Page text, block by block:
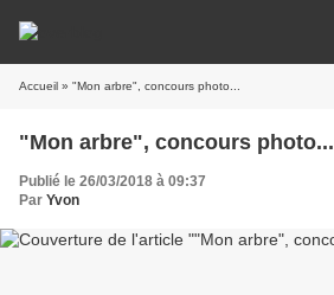
Accueil » "Mon arbre", concours photo...
"Mon arbre", concours photo...
Publié le 26/03/2018 à 09:37
Par Yvon